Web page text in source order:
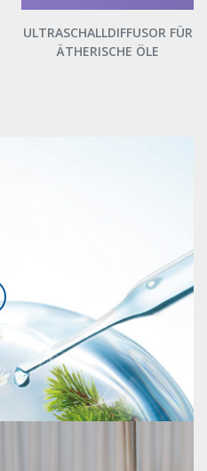
ULTRASCHALLDIFFUSOR FÜR
ÄTHERISCHE ÖLE